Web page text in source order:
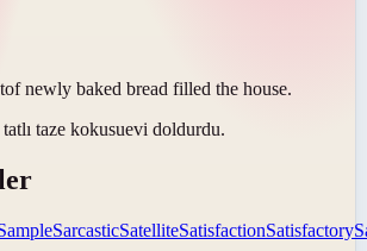
of newly baked bread filled the house.
taze kokusuevi doldurdu.
SarcasticSatelliteSatisfactionSatisfactory